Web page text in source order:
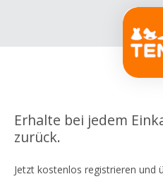
Erhalte bei jedem
zurück.
Jetzt kostenlos registrieren und